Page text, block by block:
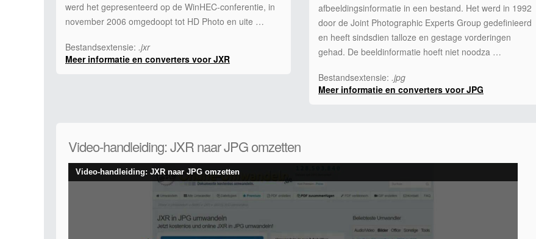
werd het gepresenteerd op de WinHEC-conferentie, in
november 2006 omgedoopt tot HD Photo en uite …
Bestandsextensie: .jxr
Meer informatie en converters voor JXR
afbeeldingsinformatie in een bestand. Het werd in 1992
door de Joint Photographic Experts Group gedefinieerd
en heeft sindsdien talloze en gestage vorderingen
gehad. De beeldinformatie hoeft niet noodza …
Bestandsextensie: .jpg
Meer informatie en converters voor JPG
Video-handleiding: JXR naar JPG omzetten
Video-handleiding: JXR naar JPG omzetten